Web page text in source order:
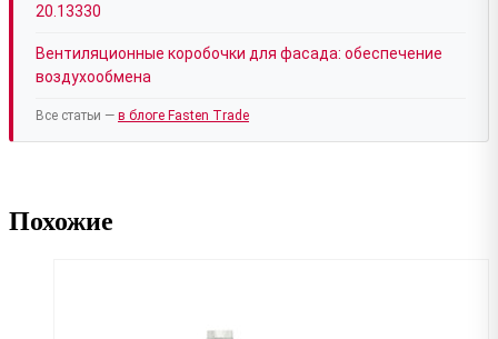
20.13330
Вентиляционные коробочки для фасада: обеспечение
воздухообмена
Все статьи — в блоге Fasten Trade
Похожие